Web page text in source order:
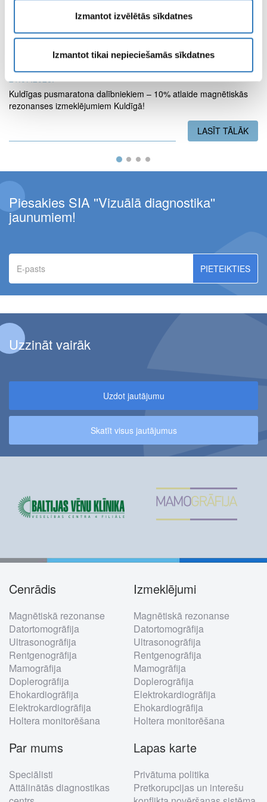
Izmantot izvēlētās sīkdatnes
Izmantot tikai nepieciešamās sīkdatnes
Jēkabpils filiālē uz laiku nebūs pieejami MR izmeklējumi
LASĪT TĀLĀK
21.07.2026.
Kuldīgas pusmaratona dalībniekiem – 10% atlaide magnētiskās
rezonanses izmeklējumiem Kuldīgā!
LASĪT TĀLĀK
Piesakies SIA ''Vizuālā diagnostika''
jaunumiem!
E-
pasts
Uzzināt vairāk
Uzdot jautājumu
Skatīt visus jautājumus
Footer
menu
Cenrādis
Magnētiskā rezonanse
Datortomogrāfija
Ultrasonogrāfija
Rentgenogrāfija
Mamogrāfija
Doplerogrāfija
Ehokardiogrāfija
Elektrokardiogrāfija
Holtera monitorēšana
Izmeklējumi
Magnētiskā rezonanse
Datortomogrāfija
Ultrasonogrāfija
Rentgenogrāfija
Mamogrāfija
Doplerogrāfija
Elektrokardiogrāfija
Ehokardiogrāfija
Holtera monitorēšana
Par mums
Speciālisti
Attālinātās diagnostikas
Lapas karte
Privātuma politika
Pretkorupcijas un interešu